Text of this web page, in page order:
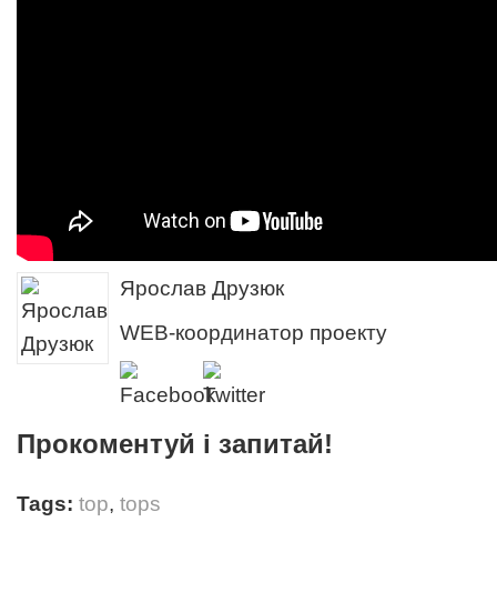
Ярослав Друзюк
WEB-координатор проекту
Прокоментуй і запитай!
Tags: top, tops